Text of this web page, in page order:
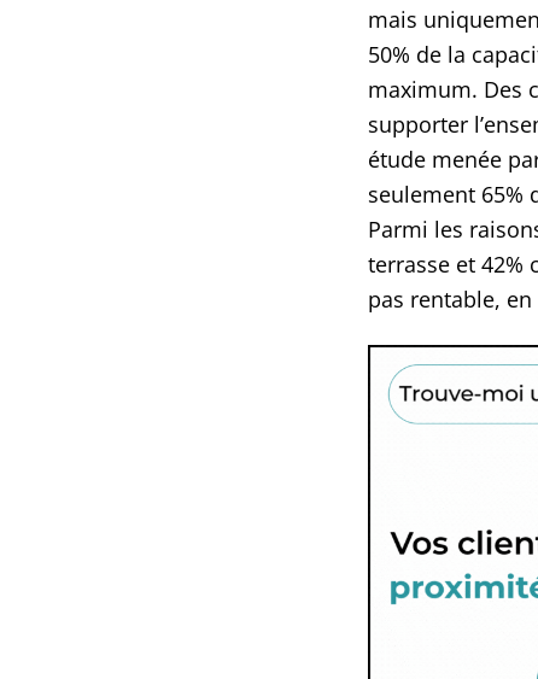
mais
50% de la
maximum. Des
supporter
étude menée
seulement 65%
Parmi les
terrasse et 42%
pas rentable,